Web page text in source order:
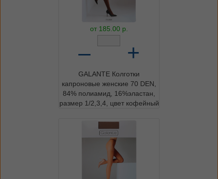
от 185.00 р.
– +
GALANTE Колготки
капроновые женские 70 DEN,
84% полиамид, 16%эластан,
размер 1/2,3,4, цвет кофейный